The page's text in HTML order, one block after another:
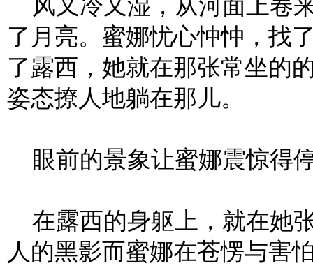
风又冷又湿，从河面上卷
了月亮。蜜娜忧心忡忡，找
了露西，她就在那张常坐的
姿态撩人地躺在那儿。
眼前的景象让蜜娜震惊得
在露西的身躯上，就在她
人的黑影而蜜娜在苍愣与害